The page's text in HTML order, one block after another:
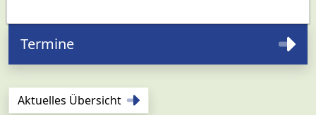
Termine
Aktuelles Übersicht